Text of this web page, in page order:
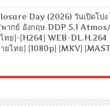
Day (2026) วันเปิดโปง
พากย์ อังกฤษ DDP 5.1
ทย]-[H264] WEB-DL.H.264
ยไทย] [1080p] [MKV]